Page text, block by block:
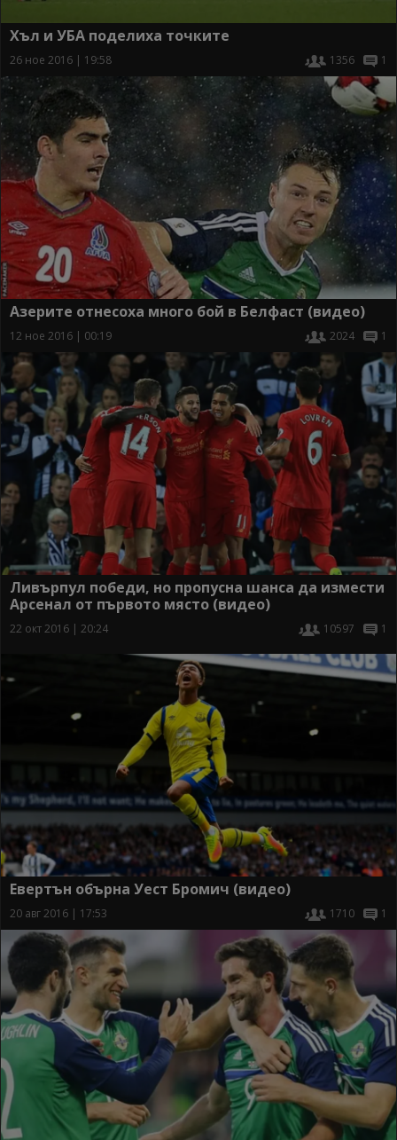
Хъл и УБА поделиха точките
26 ное 2016 | 19:58 1356 1
Азерите отнесоха много бой в Белфаст (видео)
12 ное 2016 | 00:19 2024 1
Ливърпул победи, но пропусна шанса да измести
Арсенал от първото място (видео)
22 окт 2016 | 20:24 10597 1
Евертън обърна Уест Бромич (видео)
20 авг 2016 | 17:53 1710 1